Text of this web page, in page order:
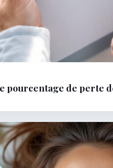
pourcentage de perte